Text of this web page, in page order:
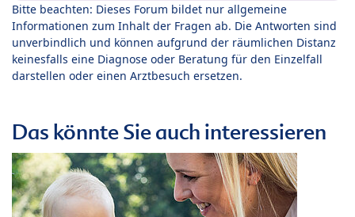
Bitte beachten: Dieses Forum bildet nur allgemeine
Informationen zum Inhalt der Fragen ab. Die Antworten sind
unverbindlich und können aufgrund der räumlichen Distanz
keinesfalls eine Diagnose oder Beratung für den Einzelfall
darstellen oder einen Arztbesuch ersetzen.
Das könnte Sie auch interessieren